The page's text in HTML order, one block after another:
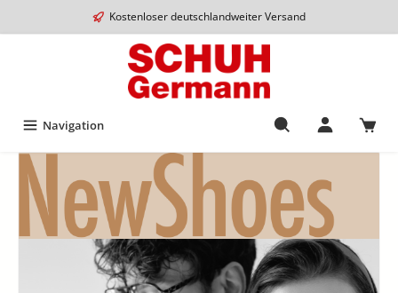
Kostenloser deutschlandweiter Versand
Navigation